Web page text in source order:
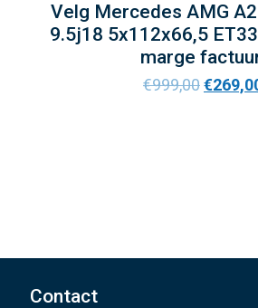
Velg Mercedes AMG
9.5j18 5x112x66,5
marge
€999,00€
Contact